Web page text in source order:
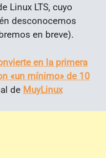
Linux LTS, cuyo
desconocemos
en breve).
en la primera
«un mínimo» de 10
de MuyLinux